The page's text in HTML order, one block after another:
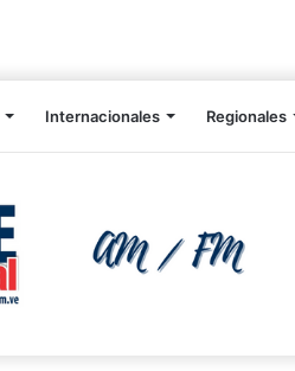
Internacionales Regionales